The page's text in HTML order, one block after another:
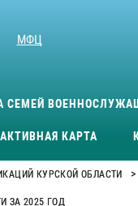
МФЦ
СЕМЕЙ
КАРТА
КУРСКОЙ ОБЛАСТИ >
ЗА 2025 ГОД